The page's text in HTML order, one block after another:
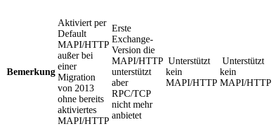
Bemerkung
Aktiviert per
Default
MAPI/HTTP
außer bei
einer
Migration
von 2013
ohne bereits
aktiviertes
MAPI/HTTP
Erste
Exchange-
Version die
MAPI/HTTP
unterstützt
aber
RPC/TCP
nicht mehr
anbietet
Unterstützt
kein
MAPI/HTTP
Unterstützt
kein
MAPI/HTTP